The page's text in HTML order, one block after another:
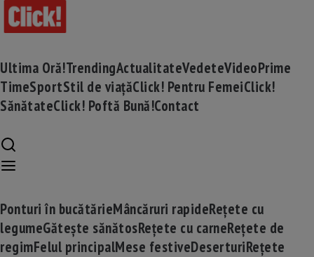
Ultima Oră!TrendingActualitateVedeteVideoPrime
TimeSportStil de viațăClick! Pentru FemeiClick!
SănătateClick! Poftă Bună!Contact
Ponturi în bucătărieMâncăruri rapideRețete cu
legumeGătește sănătosRețete cu carneRețete de
regimFelul principalMese festiveDeserturiRețete